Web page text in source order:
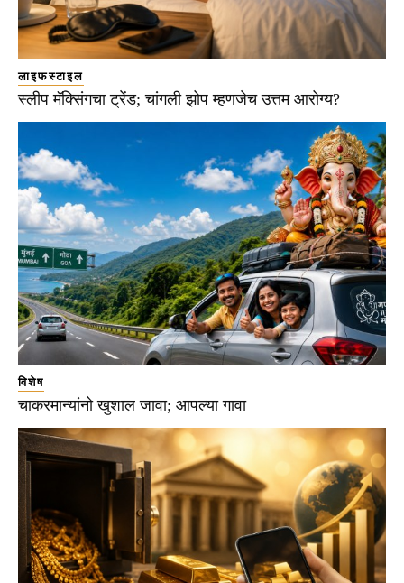
लाइफस्टाइल
स्लीप मॅक्सिंगचा ट्रेंड; चांगली झोप म्हणजेच उत्तम आरोग्य?
विशेष
चाकरमान्यांनो खुशाल जावा; आपल्या गावा